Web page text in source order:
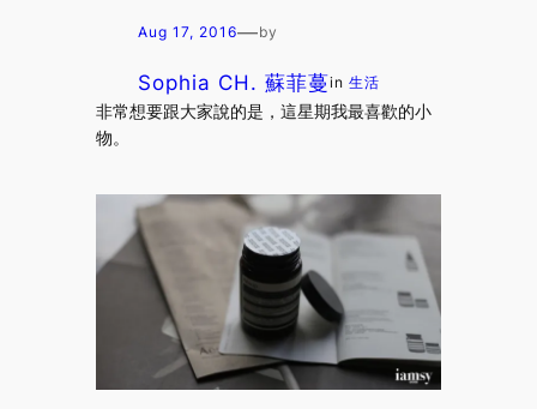
Aug 17, 2016—by
Sophia CH. 蘇菲蔓in生活
非常想要跟大家說的是，這星期我最喜歡的小
物。